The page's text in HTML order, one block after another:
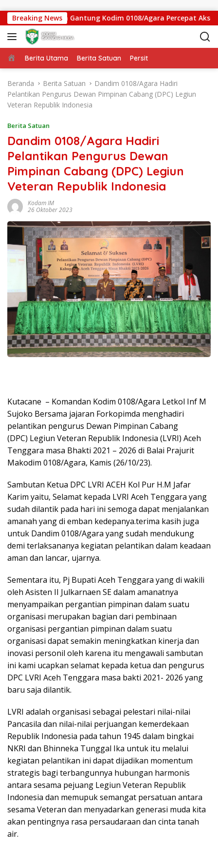
Breaking News
Jembatan Gantung Kodim 0108/Agara Percepat Akses
Beranda
Berita Utama Berita Satuan Persit
Beranda Berita Satuan
Dandim 0108/Agara Hadiri
Pelantikan Pengurus Dewan Pimpinan Cabang (DPC) Legiun
Veteran Republik Indonesia
Berita Satuan
Dandim 0108/Agara Hadiri
Pelantikan Pengurus Dewan
Pimpinan Cabang (DPC) Legiun
Veteran Republik Indonesia
Kodam IM
26 Oktober 2023
Kutacane – Komandan Kodim 0108/Agara Letkol Inf M
Sujoko Bersama jajaran Forkopimda menghadiri
pelantikan pengurus Dewan Pimpinan Cabang
(DPC) Legiun Veteran Republik Indonesia (LVRI) Aceh
Tenggara masa Bhakti 2021 – 2026 di Balai Prajurit
Makodim 0108/Agara, Kamis (26/10/23).
Sambutan Ketua DPC LVRI ACEH Kol Pur H.M Jafar
Karim yaitu, Selamat kepada LVRI Aceh Tenggara yang
sudah dilantik pada hari ini semoga dapat menjalankan
amanah yang di emban kedepanya.terima kasih juga
untuk Dandim 0108/Agara yang sudah mendukung
demi terlaksananya kegiatan pelantikan dalam keadaan
aman dan lancar, ujarnya.
Sementara itu, Pj Bupati Aceh Tenggara yang di wakili
oleh Asisten II Julkarnaen SE dalam amanatnya
menyampaikan pergantian pimpinan dalam suatu
organisasi merupakan bagian dari pembinaan
organisasi pergantian pimpinan dalam suatu
organisasi dapat semakin meningkatkan kinerja dan
inovasi personil oleh karena itu mengawali sambutan
ini kami ucapkan selamat kepada ketua dan pengurus
DPC LVRI Aceh Tenggara masa bakti 2021- 2026 yang
baru saja dilantik.
LVRI adalah organisasi sebagai pelestari nilai-nilai
Pancasila dan nilai-nilai perjuangan kemerdekaan
Republik Indonesia pada tahun 1945 dalam bingkai
NKRI dan Bhinneka Tunggal Ika untuk itu melalui
kegiatan pelantikan ini dapat dijadikan momentum
strategis bagi terbangunnya hubungan harmonis
antara sesama pejuang Legiun Veteran Republik
Indonesia dan memupuk semangat persatuan antara
sesama Veteran dan menyadarkan generasi muda kita
akan pentingnya rasa persaudaraan dan cinta tanah
air.